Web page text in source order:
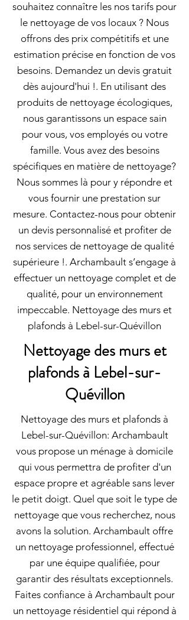
souhaitez connaître les nos tarifs pour
le nettoyage de vos locaux ? Nous
offrons des prix compétitifs et une
estimation précise en fonction de vos
besoins. Demandez un devis gratuit
dès aujourd'hui !. En utilisant des
produits de nettoyage écologiques,
nous garantissons un espace sain
pour vous, vos employés ou votre
famille. Vous avez des besoins
spécifiques en matière de nettoyage?
Nous sommes là pour y répondre et
vous fournir une prestation sur
mesure. Contactez-nous pour obtenir
un devis personnalisé et profiter de
nos services de nettoyage de qualité
supérieure !. Archambault s’engage à
effectuer un nettoyage complet et de
qualité, pour un environnement
impeccable. Nettoyage des murs et
plafonds à Lebel-sur-Quévillon
Nettoyage des murs et
plafonds à Lebel-sur-
Quévillon
Nettoyage des murs et plafonds à
Lebel-sur-Quévillon: Archambault
vous propose un ménage à domicile
qui vous permettra de profiter d'un
espace propre et agréable sans lever
le petit doigt. Quel que soit le type de
nettoyage que vous recherchez, nous
avons la solution. Archambault offre
un nettoyage professionnel, effectué
par une équipe qualifiée, pour
garantir des résultats exceptionnels.
Faites confiance à Archambault pour
un nettoyage résidentiel qui répond à